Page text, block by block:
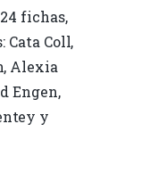
fichas,
Cata Coll,
Alexia
Engen,
y